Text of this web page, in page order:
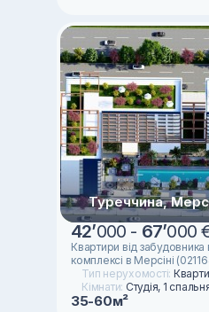
Туреччина,
42’000 - 67’000
Квартири від
комплексі в Мерсіні
Тип нерухомості:
Кімнати: Студія, 1
35-60м²